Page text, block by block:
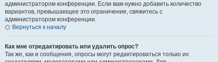
администратором конференции. Если вам нужно добавить количество
вариантов, превышающее это ограничение, свяжитесь с
администратором конференции.
Вернуться к началу
Как мне отредактировать или удалить опрос?
Так же, как и сообщения, опросы могут редактироваться только их